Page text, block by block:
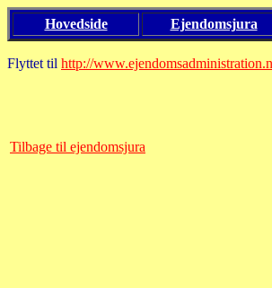
Hovedside Ejendomsjura
Flyttet til http://
Tilbage til ejendomsjura